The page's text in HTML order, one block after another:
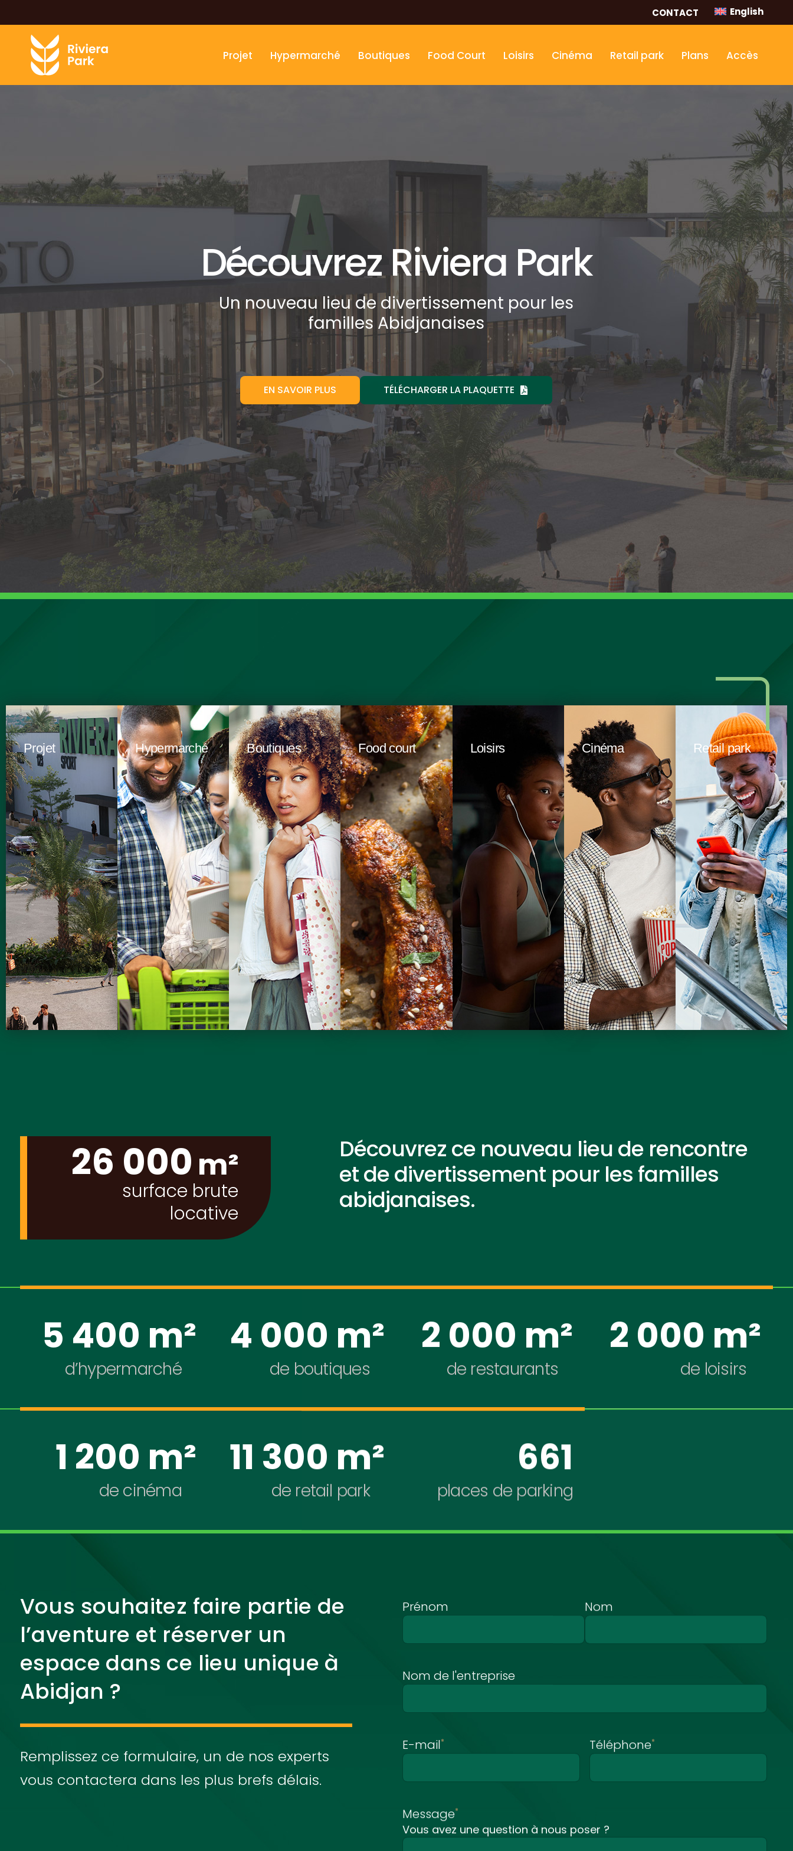
CONTACT English
Projet Hypermarché Boutiques Food Court Loisirs Cinéma Retail park Plans Accès
Découvrez Riviera Park
Un nouveau lieu de divertissement pour les
familles Abidjanaises
EN SAVOIR PLUS TÉLÉCHARGER LA PLAQUETTE
Projet Hypermarché Boutiques Food court Loisirs Cinéma Retail park
26 000 m²
surface brute
locative
Découvrez ce nouveau lieu de rencontre
et de divertissement pour les familles
abidjanaises.
5 400 m²
d’hypermarché
4 000 m²
de boutiques
2 000 m²
de restaurants
2 000 m²
de loisirs
1 200 m²
de cinéma
11 300 m²
de retail park
661
places de parking
Vous souhaitez faire partie de
l’aventure et réserver un
espace dans ce lieu unique à
Abidjan ?
Remplissez ce formulaire, un de nos experts
vous contactera dans les plus brefs délais.
Nom*
Prénom Nom
Nom de l'entreprise
E-mail* Téléphone*
Message*
Vous avez une question à nous poser ?